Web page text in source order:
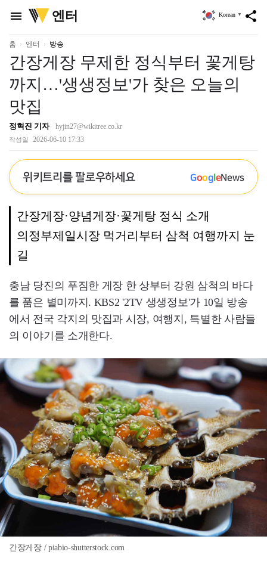
menu
위
키
리
엔터 share
Korean ▼
홈 엔터 방송
간장게장 무제한 정식부터 꽃게탕
까지…'생생정보'가 찾은 오늘의
맛집
정혁진 기자 hyjin27@wikitree.co.kr
작성일 2026-06-10 17:33
위키트리를 팔로우하세요 GoogleNews
간장게장·양념게장·꽃게탕 정식 소개
의정부제일시장 먹거리부터 삼척 여행까지 눈
길
충남 당진의 푸짐한 게장 한 상부터 강원 삼척의 바다
를 품은 별미까지. KBS2 '2TV 생생정보'가 10일 방송
에서 전국 각지의 맛집과 시장, 여행지, 특별한 사람들
의 이야기를 소개한다.
간장게장 / piabio-shutterstock.com